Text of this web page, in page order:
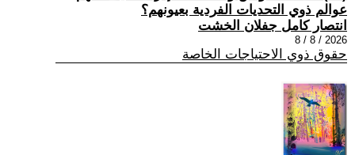
عوالم ذوي التحديات الفردية بعيونهم؟
انتصار كامل جفلان الخشت
2026 / 8 / 8
حقوق ذوي الاحتياجات الخاصة